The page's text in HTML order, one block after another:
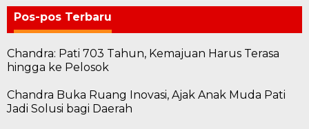
Pos-pos Terbaru
Chandra: Pati 703 Tahun, Kemajuan Harus Terasa
hingga ke Pelosok
Chandra Buka Ruang Inovasi, Ajak Anak Muda Pati
Jadi Solusi bagi Daerah